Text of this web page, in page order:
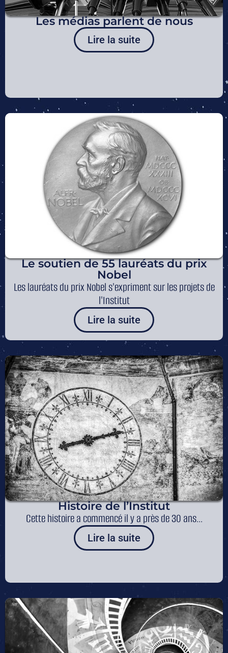
Les médias parlent de nous
Lire la suite
Le soutien de 55 lauréats du prix
Nobel
Les lauréats du prix Nobel s'expriment sur les projets de
l'Institut
Lire la suite
Histoire de l’Institut
Cette histoire a commencé il y a près de 30 ans...
Lire la suite